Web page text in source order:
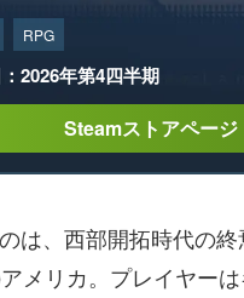
RPG
2026年第4四半期
Steamストアページ
は、西部開拓時代の
メリカ。プレイヤー